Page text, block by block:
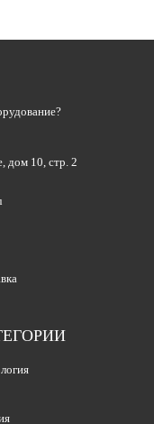
дом 10, стр. 2